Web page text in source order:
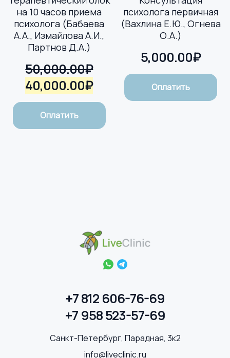
на 10 часов приема
психолога (Бабаева
А.А., Измайлова А.И.,
Партнов Д.А.)
50,000.00₽
Первоначальная
цена
составляла
50,000.00₽.
40,000.00₽Текущая
цена:
Оплатить
психолога первичная
(Вахлина Е.Ю., Огнева
О.А.)
5,000.00₽
Оплатить
+7 812 606-76-69
+7 958 523-57-69
Санкт-Петербург, Парадная, 3к2
info@liveclinic.ru